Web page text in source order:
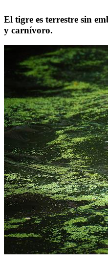
El tigre es terrestre sin
y carnívoro.